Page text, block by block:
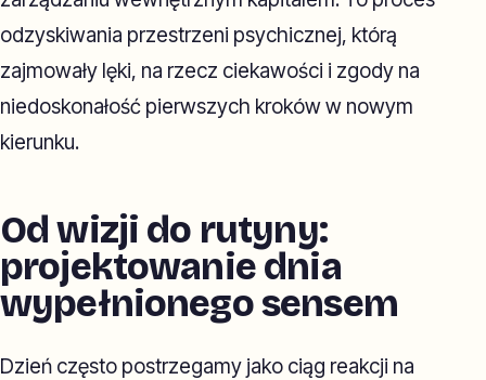
odzyskiwania przestrzeni psychicznej, którą
zajmowały lęki, na rzecz ciekawości i zgody na
niedoskonałość pierwszych kroków w nowym
kierunku.
Od wizji do rutyny:
projektowanie dnia
wypełnionego sensem
Dzień często postrzegamy jako ciąg reakcji na